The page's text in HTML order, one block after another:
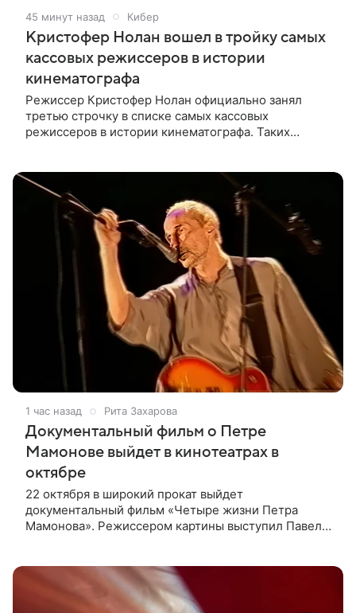
45 минут назад Кибер
Кристофер Нолан вошел в тройку самых
кассовых режиссеров в истории
кинематографа
Режиссер Кристофер Нолан официально занял
третью строчку в списке самых кассовых
режиссеров в истории кинематографа. Таких
1 час назад Рита Захарова
Документальный фильм о Петре
Мамонове выйдет в кинотеатрах в
октябре
22 октября в широкий прокат выйдет
документальный фильм «Четыре жизни Петра
Мамонова». Режиссером картины выступил Павел